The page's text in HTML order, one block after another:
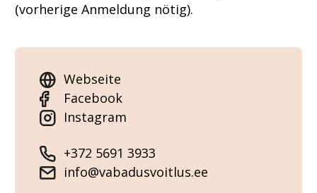
(vorherige Anmeldung nötig).
Webseite
Facebook
Instagram
+372 5691 3933
info@vabadusvoitlus.ee